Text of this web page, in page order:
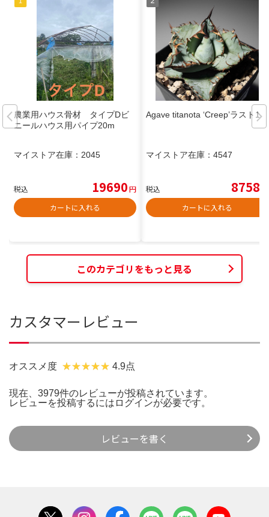
農業用ハウス骨材 タイプDビ
ニールハウス用パイプ20m
マイストア在庫： 2045
税込 19690円
カートに入れる
Agave titanota ‘Creep’ラスト1株
マイストア在庫： 4547
税込 8758
カートに入れる
このカテゴリをもっと見る
カスタマーレビュー
オススメ度 4.9点
現在、3979件のレビューが投稿されています。
レビューを投稿するには ログインが必要です。
レビューを書く